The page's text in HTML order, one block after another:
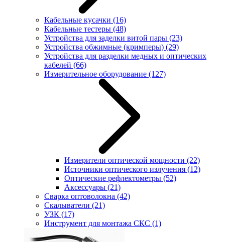
Кабельные кусачки (16)
Кабельные тестеры (48)
Устройства для заделки витой пары (23)
Устройства обжимные (кримперы) (29)
Устройства для разделки медных и оптических
кабелей (66)
Измерительное оборудование (127)
Измерители оптической мощности (22)
Источники оптического излучения (12)
Оптические рефлектометры (52)
Аксессуары (21)
Сварка оптоволокна (42)
Скалыватели (21)
УЗК (17)
Инструмент для монтажа СКС (1)